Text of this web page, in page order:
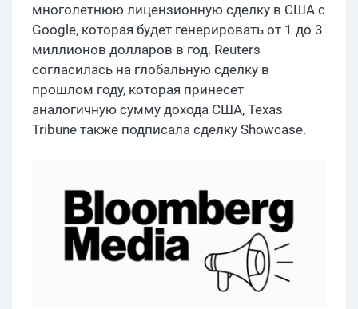
многолетнюю лицензионную сделку в США с
Google, которая будет генерировать от 1 до 3
миллионов долларов в год. Reuters
согласилась на глобальную сделку в
прошлом году, которая принесет
аналогичную сумму дохода США, Texas
Tribune также подписала сделку Showcase.